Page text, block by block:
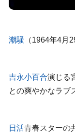
潮騒 （1964年4月
吉永小百合演じる
との爽やかなラ
日活青春スターの